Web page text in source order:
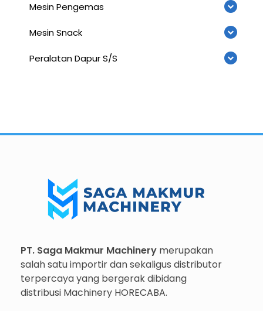
Mesin Pengemas
Mesin Snack
Peralatan Dapur S/S
PT. Saga Makmur Machinery merupakan
salah satu importir dan sekaligus distributor
terpercaya yang bergerak dibidang
distribusi Machinery HORECABA.